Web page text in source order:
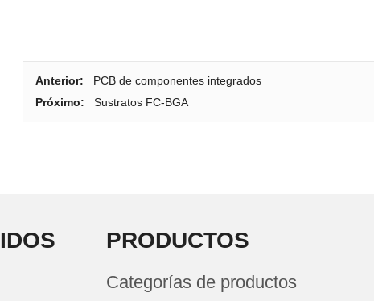
Anterior:
PCB de componentes integrados
Próximo:
Sustratos FC-BGA
PRODUCTOS
Categorías de productos